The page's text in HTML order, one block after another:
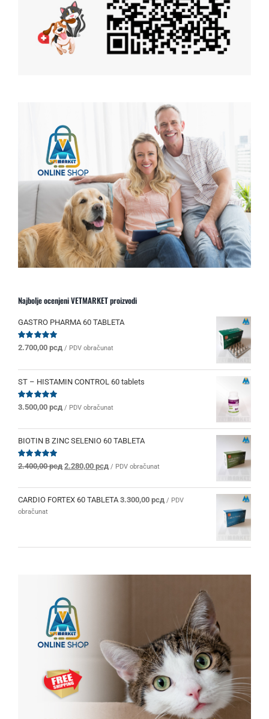
Najbolje ocenjeni VETMARKET proizvodi
GASTRO PHARMA 60 TABLETA
Ocenjeno
od 5
2.700,00 рсд / PDV obračunat
ST – HISTAMIN CONTROL 60 tablets
Ocenjeno
od 5
3.500,00 рсд / PDV obračunat
BIOTIN B ZINC SELENIO 60 TABLETA
Ocenjeno
od 5
2.400,00рсд Originalna
je
bila:
2.280,00 рсд Trenutna
je:
2.280,00 рсд.
/ PDV obračunat
CARDIO FORTEX 60 TABLETA 3.300,00 рсд / PDV
obračunat